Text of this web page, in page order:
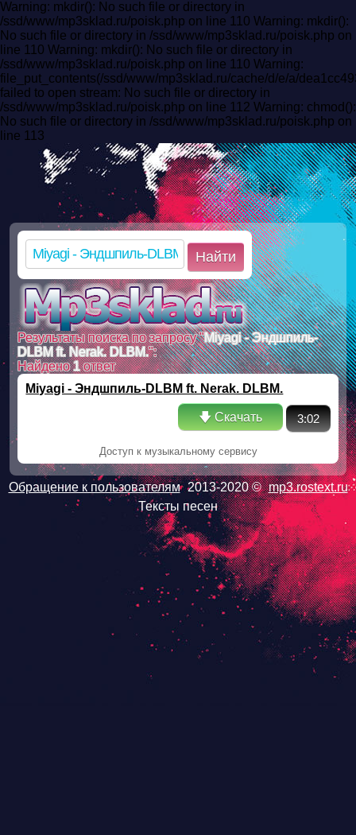
Warning: mkdir(): No such file or directory in
/ssd/www/mp3sklad.ru/poisk.php on line 110 Warning: mkdir():
No such file or directory in /ssd/www/mp3sklad.ru/poisk.php on
line 110 Warning: mkdir(): No such file or directory in
/ssd/www/mp3sklad.ru/poisk.php on line 110 Warning:
file_put_contents(/ssd/www/mp3sklad.ru/cache/d/e/a/
failed to open stream: No such file or directory in
/ssd/www/mp3sklad.ru/poisk.php on line 112 Warning: chmod():
No such file or directory in /ssd/www/mp3sklad.ru/poisk.php on
line 113
Найти
Результаты поиска по запросу "Miyagi - Эндшпиль-
DLBM ft. Nerak. DLBM.":
Найдено1ответ
Miyagi - Эндшпиль-DLBM ft. Nerak. DLBM.
🡇 Скачать 3:02
Доступ к музыкальному сервису
Обращение к пользователям 2013-2020 © mp3.rostext.ru
Тексты песен